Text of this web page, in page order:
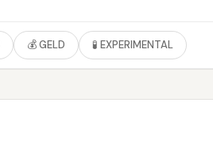
💰 GELD 🧪 EXPERIMENTAL